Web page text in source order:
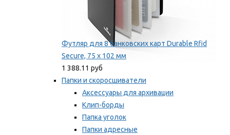
Футляр для 8 банковских карт Durable Rfid
Secure, 75 х 102 мм
1 388.11 руб
Папки и скоросшиватели
Аксессуары для архивации
Клип-борды
Папка уголок
Папки адресные